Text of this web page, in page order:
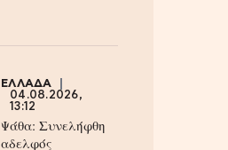
ΕΛΛΑΔΑ
04.08.2026,
13:12
Ψάθα: Συνελήφθη
αδελφός